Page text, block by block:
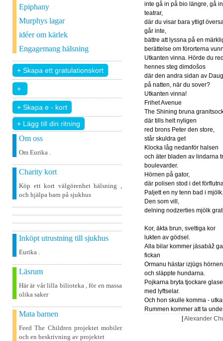
Epiphany
Murphys lagar
idéer om kärlek
Engagemang hälsning
+ Lägg till din ritning
Om oss
Om Eurika .
Charity kort
Köp ett kort välgörenhet hälsning ,
och hjälpa barn på sjukhus
Inköpt utrustning till sjukhus
Eurika .
Läsrum
Här är vår lilla bilioteka , för en massa
olika saker
Mata barnen
Feed The Children projektet mobiler
och en beskrivning av projektet
inte gå in på bio längre, gå
teatrar,
där du visar bara ytligt
går inte,
bättre att lyssna på en
berättelse om förorterna
Utkanten vinna. Hörde du
hennes steg dimdošos
där den andra sidan av
på natten, när du sover?
Utkanten vinna!
Frihet Avenue
The Shining bruna
där tills helt nyligen
red brons Peter den store,
står skuldra get
Klocka låg nedanför halsen
och äter bladen av lindarna
boulevarder.
Hörnen på gator,
där polisen stod i det
Paljett en ny tenn bad i mjölk.
Den som vill,
delning nodzerties mjölk
Kor, äkta brun, svettiga kor
lukten av gödsel.
Alla bilar kommer jāsabāž
fickan
Ormanu hästar izjūgs hörnen
och släppte hundarna.
Pojkarna bryta tjockare
med lyftselar.
Och hon skulle komma -
Rummen kommer att ta
[Alexander